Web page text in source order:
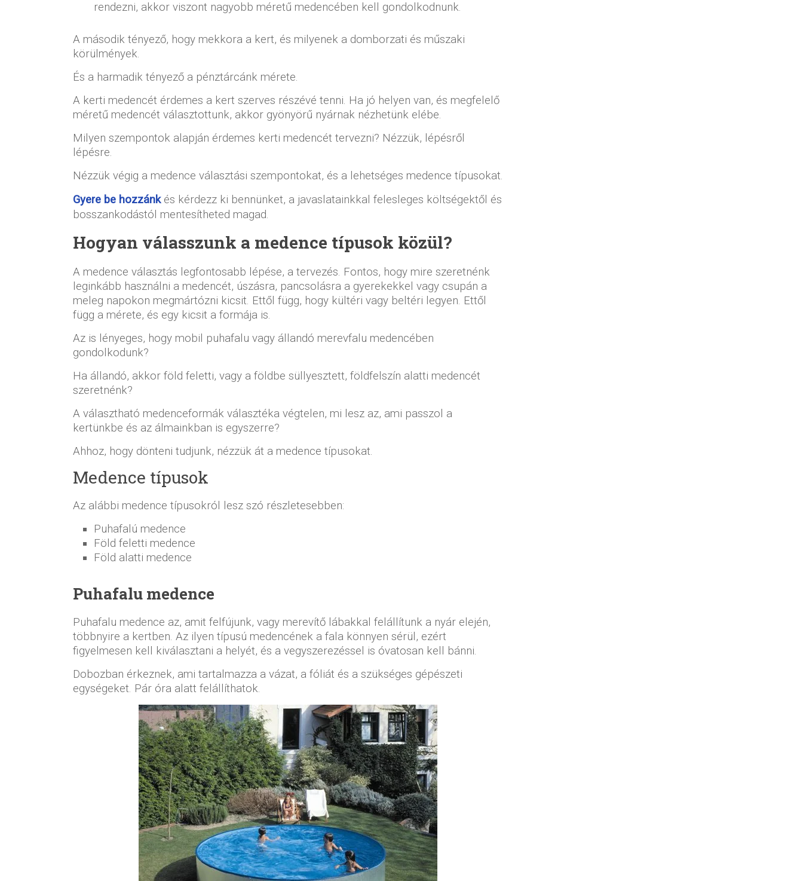
rendezni, akkor viszont nagyobb méretű medencében kell gondolkodnunk.
A második tényező, hogy mekkora a kert, és milyenek a domborzati és műszaki
körülmények.
És a harmadik tényező a pénztárcánk mérete.
A kerti medencét érdemes a kert szerves részévé tenni. Ha jó helyen van, és megfelelő
méretű medencét választottunk, akkor gyönyörű nyárnak nézhetünk elébe.
Milyen szempontok alapján érdemes kerti medencét tervezni? Nézzük, lépésről
lépésre.
Nézzük végig a medence választási szempontokat, és a lehetséges medence típusokat.
Gyere be hozzánkés kérdezz ki bennünket, a javaslatainkkal felesleges költségektől és
bosszankodástól mentesítheted magad.
Hogyan válasszunk a medence típusok közül?
A medence választás legfontosabb lépése, a tervezés. Fontos, hogy mire szeretnénk
leginkább használni a medencét, úszásra, pancsolásra a gyerekekkel vagy csupán a
meleg napokon megmártózni kicsit. Ettől függ, hogy kültéri vagy beltéri legyen. Ettől
függ a mérete, és egy kicsit a formája is.
Az is lényeges, hogy mobil puhafalu vagy állandó merevfalu medencében
gondolkodunk?
Ha állandó, akkor föld feletti, vagy a földbe süllyesztett, földfelszín alatti medencét
szeretnénk?
A választható medenceformák választéka végtelen, mi lesz az, ami passzol a
kertünkbe és az álmainkban is egyszerre?
Ahhoz, hogy dönteni tudjunk, nézzük át a medence típusokat.
Medence típusok
Az alábbi medence típusokról lesz szó részletesebben:
Puhafalú medence
Föld feletti medence
Föld alatti medence
Puhafalu medence
Puhafalu medence az, amit felfújunk, vagy merevítő lábakkal felállítunk a nyár elején,
többnyire a kertben. Az ilyen típusú medencének a fala könnyen sérül, ezért
figyelmesen kell kiválasztani a helyét, és a vegyszerezéssel is óvatosan kell bánni.
Dobozban érkeznek, ami tartalmazza a vázat, a fóliát és a szükséges gépészeti
egységeket. Pár óra alatt felállíthatok.